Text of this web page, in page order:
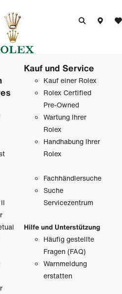
Kauf und Service
Kauf einer Rolex
Rolex Certified
Pre-Owned
Wartung Ihrer
Rolex
Handhabung Ihrer
Rolex
Fachhändlersuche
Suche
Servicezentrum
Hilfe und Unterstützung
Häufig gestellte
Fragen (FAQ)
Warnmeldung
erstatten